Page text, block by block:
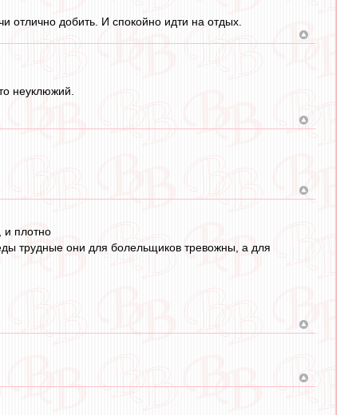
отлично добить. И спокойно идти на отдых.
неуклюжий.
и плотно
трудные они для болельщиков тревожны, а для